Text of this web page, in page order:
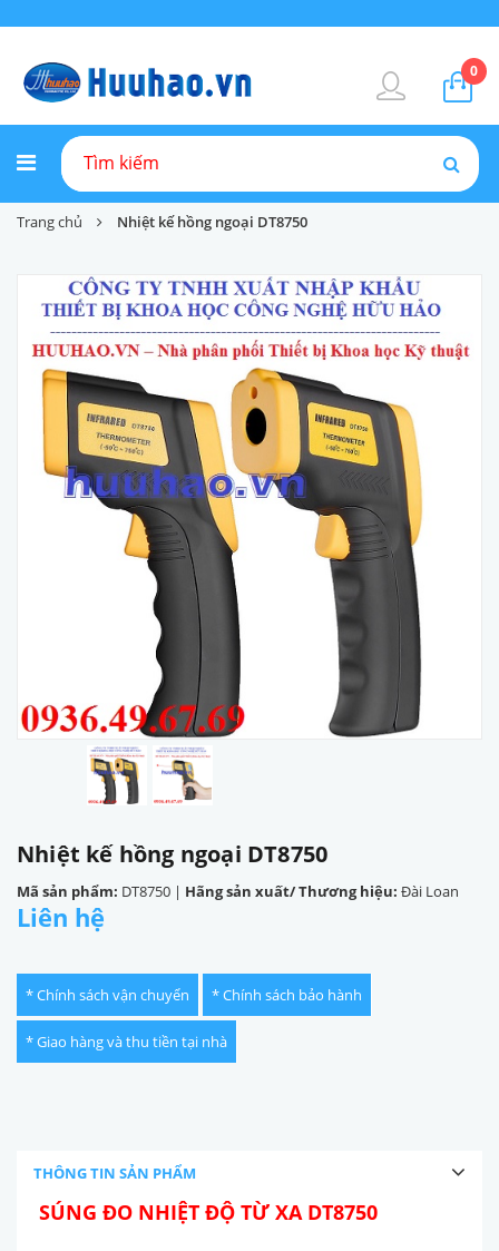
0
Trang chủ Nhiệt kế hồng ngoại DT8750
Nhiệt kế hồng ngoại DT8750
Mã sản phẩm: DT8750 | Hãng sản xuất/ Thương hiệu: Đài Loan
Liên hệ
* Chính sách vận chuyển * Chính sách bảo hành
* Giao hàng và thu tiền tại nhà
THÔNG TIN SẢN PHẨM
SÚNG ĐO NHIỆT ĐỘ TỪ XA DT8750